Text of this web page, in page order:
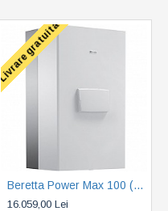
Livrare gratuita
Beretta Power Max 100 (20128433)
16.059,00 Lei